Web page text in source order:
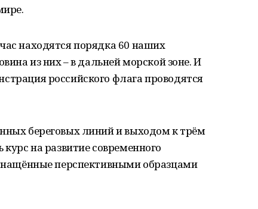
находятся порядка 60 наших
из них – в дальней морской зоне. И
российского флага проводятся
береговых линий и выходом к трём
на развитие современного
перспективными образцами